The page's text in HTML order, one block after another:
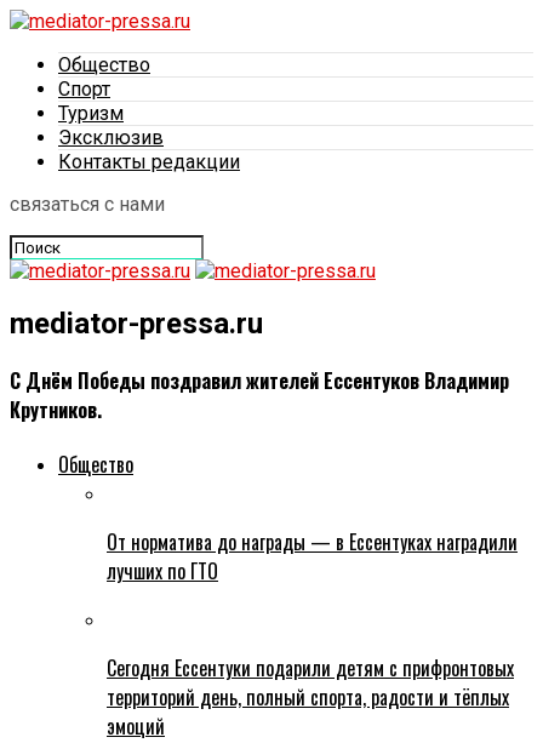
Общество
Спорт
Туризм
Эксклюзив
Контакты редакции
связаться с нами
mediator-pressa.ru
С Днём Победы поздравил жителей Ессентуков Владимир
Крутников.
Общество
От норматива до награды — в Ессентуках наградили
лучших по ГТО
Сегодня Ессентуки подарили детям с прифронтовых
территорий день, полный спорта, радости и тёплых
эмоций